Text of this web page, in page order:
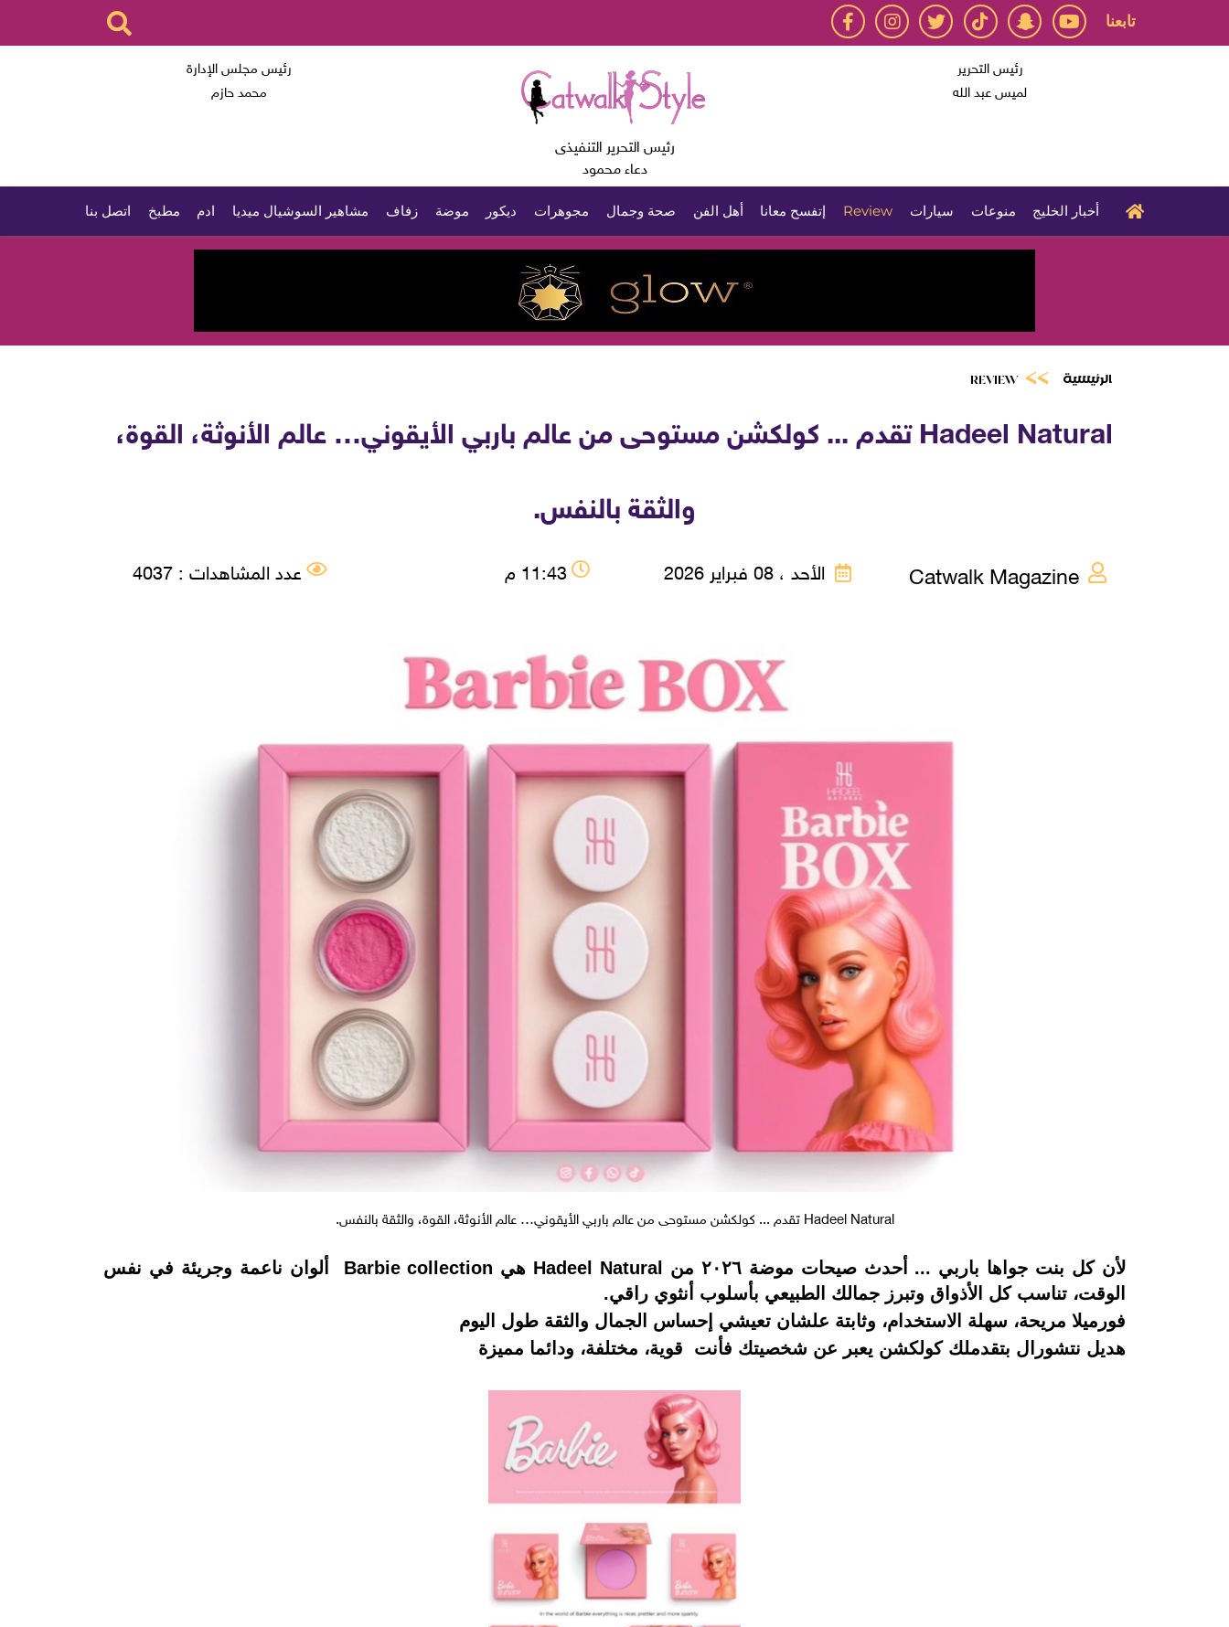
تابعنا
رئيس التحرير
لميس عبد الله
رئيس التحرير التنفيذى
دعاء محمود
رئيس مجلس الإدارة
محمد حازم
أخبار الخليج منوعات سيارات Review إتفسح معانا أهل الفن صحة وجمال مجوهرات ديكور موضة زفاف مشاهير السوشيال ميديا ادم مطبخ اتصل بنا
الرئيسية REVIEW
Hadeel Natural تقدم ... كولكشن مستوحى من عالم باربي الأيقوني… عالم الأنوثة، القوة،
والثقة بالنفس.
Catwalk Magazine الأحد ، 08 فبراير 2026 11:43 م عدد المشاهدات : 4037
Hadeel Natural تقدم ... كولكشن مستوحى من عالم باربي الأيقوني… عالم الأنوثة، القوة، والثقة بالنفس.
لأن كل بنت جواها باربي ... أحدث صيحات موضة ٢٠٢٦ من Hadeel Natural هي Barbie collection
ألوان ناعمة وجريئة في نفس
الوقت، تناسب كل الأذواق وتبرز جمالك الطبيعي بأسلوب أنثوي راقي.
فورميلا مريحة، سهلة الاستخدام، وثابتة علشان تعيشي إحساس الجمال والثقة طول اليوم
هديل نتشورال بتقدملك كولكشن يعبر عن شخصيتك فأنت قوية، مختلفة، ودائما مميزة